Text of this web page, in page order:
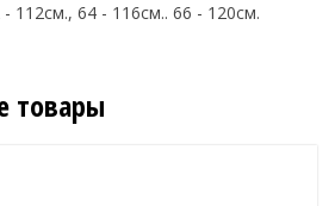
112см., 64 - 116см.. 66 - 120см.
товары